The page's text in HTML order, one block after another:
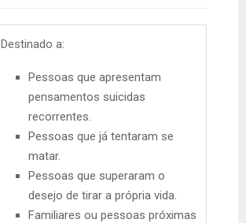
Destinado a:
Pessoas que apresentam
pensamentos suicidas
recorrentes.
Pessoas que já tentaram se
matar.
Pessoas que superaram o
desejo de tirar a própria vida.
Familiares ou pessoas próximas